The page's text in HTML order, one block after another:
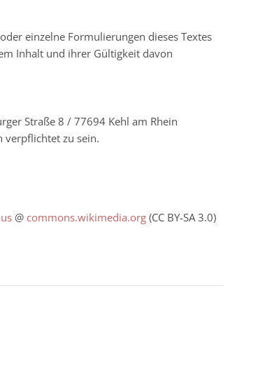
einzelne Formulierungen dieses Textes
Inhalt und ihrer Gültigkeit davon
Straße 8 / 77694 Kehl am Rhein
verpflichtet zu sein.
@ commons.wikimedia.org (CC BY-SA 3.0)